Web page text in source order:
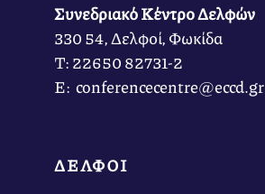
Συνεδριακό Κέντρο Δελφών
330 54, Δελφοί, Φωκίδα
Τ: 22650 82731-2
Ε: conferencecentre@eccd.gr
ΔΕΛΦΟΙ